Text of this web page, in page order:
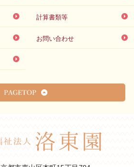
計算書類等
お問い合わせ